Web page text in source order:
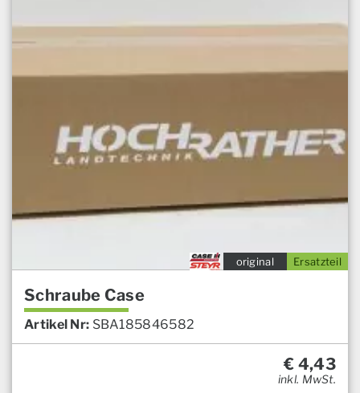
Ersatzteil
original
Schraube Case
Artikel Nr: SBA185846582
€ 4,43
inkl. MwSt.